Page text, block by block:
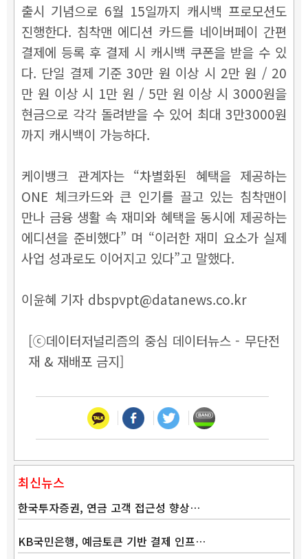
출시 기념으로 6월 15일까지 캐시백 프로모션도
진행한다. 침착맨 에디션 카드를 네이버페이 간편
결제에 등록 후 결제 시 캐시백 쿠폰을 받을 수 있
다. 단일 결제 기준 30만 원 이상 시 2만 원 / 20
만 원 이상 시 1만 원 / 5만 원 이상 시 3000원을
현금으로 각각 돌려받을 수 있어 최대 3만3000원
까지 캐시백이 가능하다.
케이뱅크 관계자는 “차별화된 혜택을 제공하는
ONE 체크카드와 큰 인기를 끌고 있는 침착맨이
만나 금융 생활 속 재미와 혜택을 동시에 제공하는
에디션을 준비했다” 며 “이러한 재미 요소가 실제
사업 성과로도 이어지고 있다”고 말했다.
이윤혜 기자 dbspvpt@datanews.co.kr
[ⓒ데이터저널리즘의 중심 데이터뉴스 - 무단전
재 & 재배포 금지]
최신뉴스
한국투자증권, 연금 고객 접근성 향상…
KB국민은행, 예금토큰 기반 결제 인프…